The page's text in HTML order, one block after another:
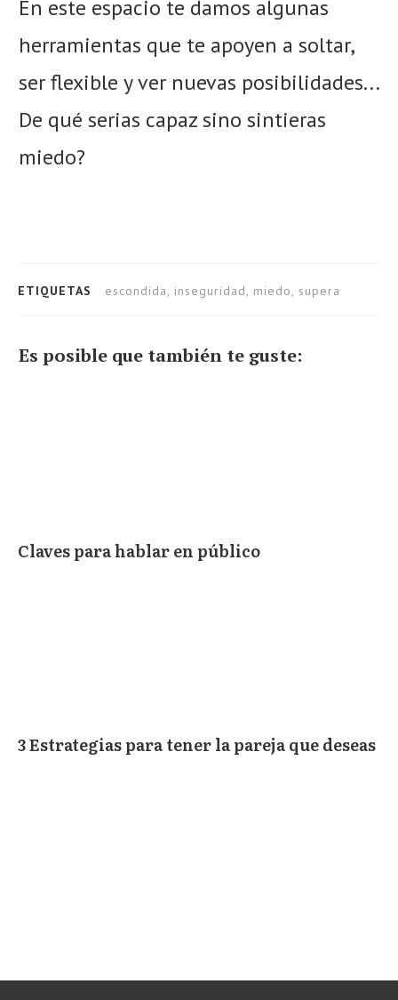
En este espacio te damos algunas
herramientas que te apoyen a soltar,
ser flexible y ver nuevas posibilidades...
De qué serias capaz sino sintieras
miedo?
ETIQUETAS escondida, inseguridad, miedo, supera
Es posible que también te guste:
Claves para hablar en público
3 Estrategias para tener la pareja que deseas